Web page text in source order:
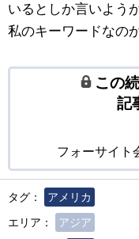
いるとしか言いよう
私のキーワードなの
この
記
フォーサイト
タグ：
アメリカ
エリア：
アジア